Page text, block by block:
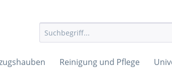
Reinigung und Pflege